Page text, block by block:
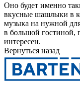
Оно будет именно
вкусные шашлыки в
музыка на нужной
в большой гостиной,
интересен.
Вернуться назад